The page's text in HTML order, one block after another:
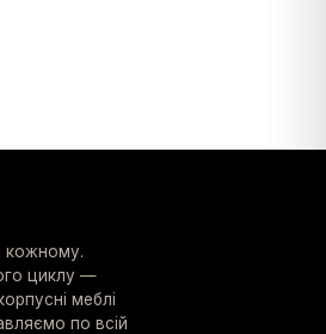
кожному.
циклу —
меблі
по всій